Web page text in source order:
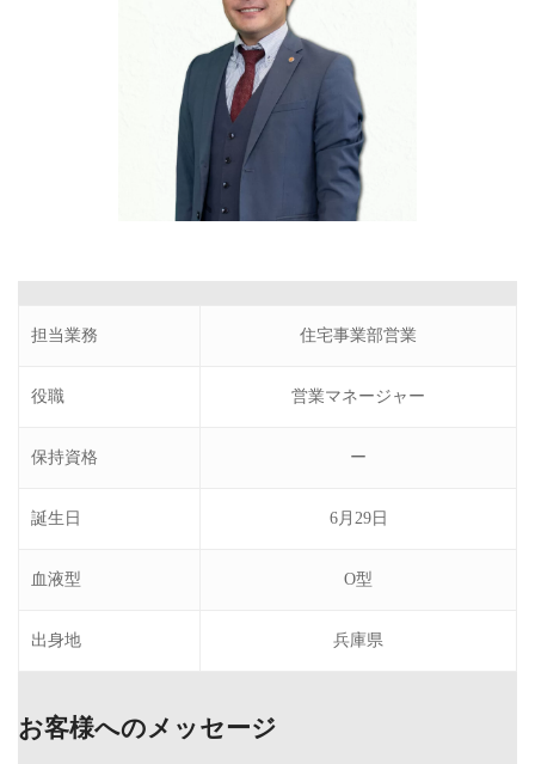
担当業務 住宅事業部営業
役職 営業マネージャー
保持資格 ー
誕生日 6月29日
血液型 O型
出身地 兵庫県
お客様へのメッセージ